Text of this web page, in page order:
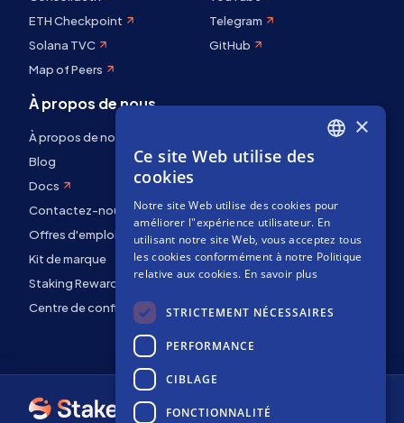
ETH Checkpoint
Solana TVC
Map of Peers
Telegram
GitHub
À propos de nous
À propos de nous
Blog
Docs
Contactez-nous
Offres d'emploi
Kit de marque
Staking Rewards
Centre de confidentialité
FRENCH
×
Ce site Web utilise des
cookies
Notre site Web utilise des cookies pour
améliorer l"expérience utilisateur. En
utilisant notre site Web, vous acceptez tous
les cookies conformément à notre Politique
relative aux cookies. En savoir plus
STRICTEMENT NÉCESSAIRES
PERFORMANCE
CIBLAGE
FONCTIONNALITÉ